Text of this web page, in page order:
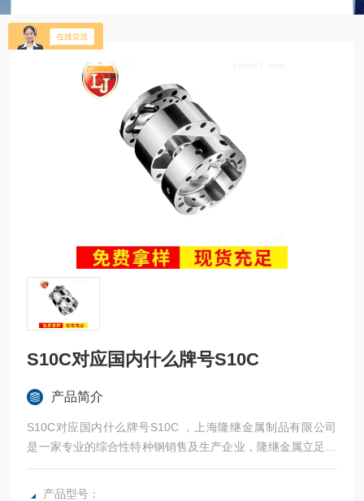
S10C对应国内什么牌号S10C
产品简介
S10C对应国内什么牌号S10C ，上海隆继金属制品有限公司
是一家专业的综合性特种钢销售及生产企业，隆继金属立足于
本土品牌，常年与宝钢、太钢等合作，法国奥博杜瓦、美国熔
炉斯伯、美国斯穆集团等世界为国内各大加工制造企业提供高
产品型号：